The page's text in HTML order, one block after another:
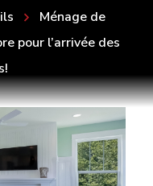
Ménage de
pour l’arrivée des